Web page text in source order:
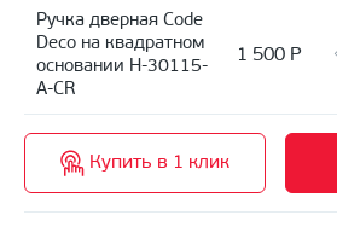
Ручка дверная Code
Deco на квадратном
основании H-30115-
A-CR
1 500 Р
Купить в 1 клик